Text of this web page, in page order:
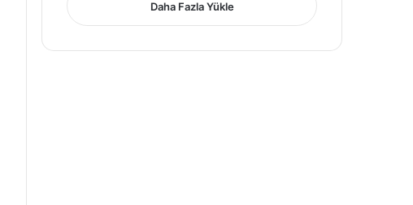
Daha Fazla Yükle